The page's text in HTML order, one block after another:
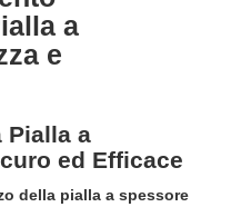
a
e
Pialla a
ed Efficace
della pialla a spessore